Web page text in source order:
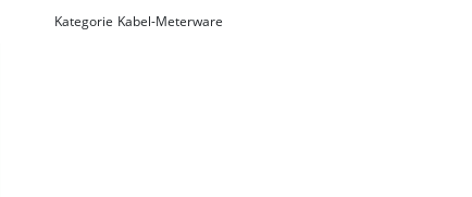
Kategorie Kabel-Meterware